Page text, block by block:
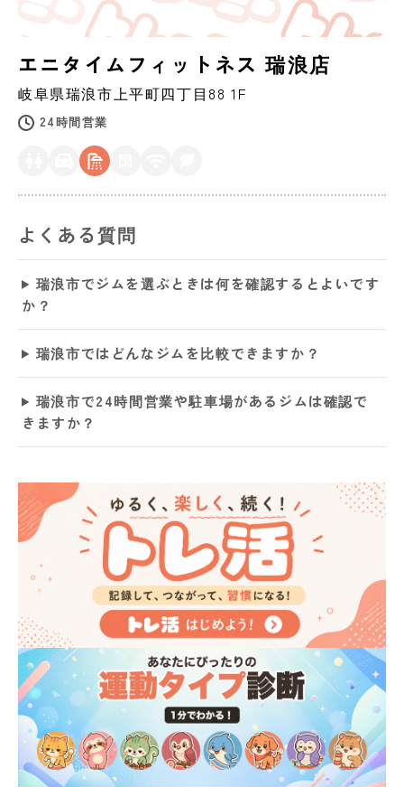
エニタイムフィットネス 瑞浪店
岐阜県瑞浪市上平町四丁目88 1F
24時間営業
よくある質問
瑞浪市でジムを選ぶときは何を確認するとよいです
か？
瑞浪市ではどんなジムを比較できますか？
瑞浪市で24時間営業や駐車場があるジムは確認で
きますか？